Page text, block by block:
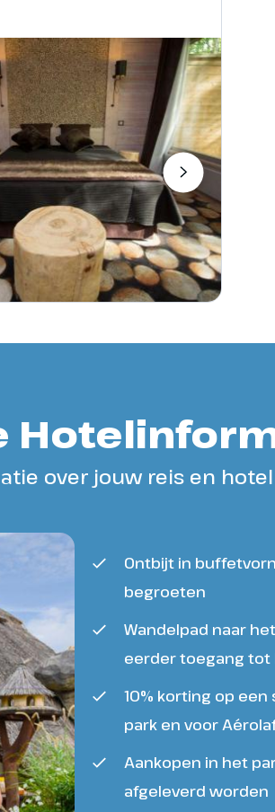
over jouw reis en hotel
Ontbijt in
begroeten
Wandelpad naar
eerder toegang tot
10% korting op
park en voor
Aankopen in het
afgeleverd worden
en shows.